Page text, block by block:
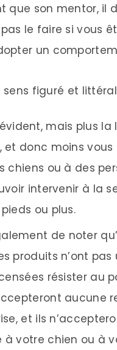
que son mentor,
le faire si vous
un
sens figuré et
mais plus
et donc moins
chiens ou à des
intervenir à la
ou plus.
de noter
produits n’ont
résister au
aucune
et ils
à votre chien ou à